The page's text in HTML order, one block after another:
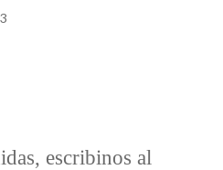
escribinos al